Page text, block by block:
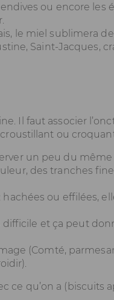
ou encore les
le miel sublimera
Saint-Jacques,
Il faut associer
ou
un peu du
des tranches
ou effilées,
difficile et ça peut
(Comté,
ce qu’on a (biscuits